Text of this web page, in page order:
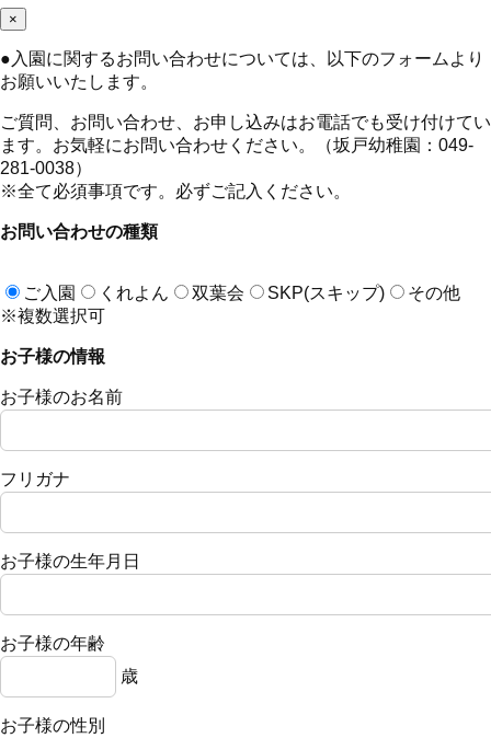
×
● 入園に関するお問い合わせについては、以下のフォームより
お願いいたします。
ご質問、お問い合わせ、お申し込みはお電話でも受け付けてい
ます。お気軽にお問い合わせください。（坂戸幼稚園：049-
281-0038）
※全て必須事項です。必ずご記入ください。
お問い合わせの種類
ご入園 くれよん 双葉会 SKP(スキップ)
その他
※複数選択可
お子様の情報
お子様のお名前
フリガナ
お子様の生年月日
お子様の年齢
歳
お子様の性別